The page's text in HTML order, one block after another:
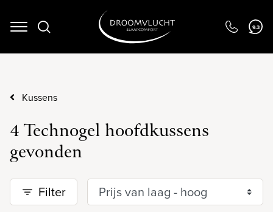
Navigation 9.3
Kussens
4 Technogel hoofdkussens
gevonden
Filter